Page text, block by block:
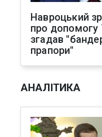
Навроцький
про допомогу
згадав
прапори"
АНАЛІТИКА